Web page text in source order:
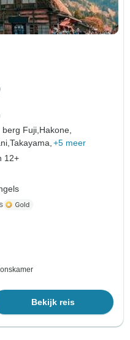
berg Fuji, Hakone,
Takayama, +5 meer
12+
Bekijk reis